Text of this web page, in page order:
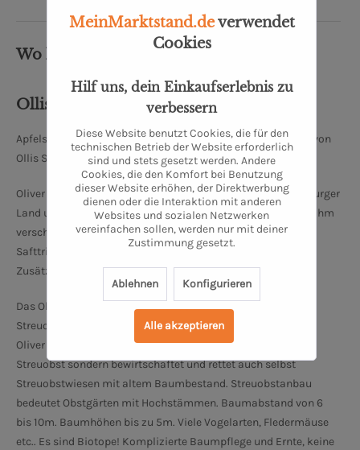
Wo kommt's her?
Ollis Saftladen
Apfelsaft von Oldenburger Streuobstwiesen frisch gepresst von
Ollis Saftladen.
Oliver Schmale ist mit seiner Mobilen Saftpresse im Oldenburger
Land unterwegs. Besitzer*innen von Obstgärten können bei ihm
verschiedene Obstsorten nachhaltig verwerten.
Safttrinker*innen freuen sich über naturreinen Saft ohne
Zusätze.
Das Obst des OLMOST stammt ausnahmslos von
Streuobstwiesen der Region Oldenburg/ Oldenburger Land.
Oliver Schmale bezieht nicht nur aus dieser Region das
Streuobst sondern bewirtschaftet und rettet auch selbst
Streuobstwiesen mit altem Baumbestand. Streuobstanbau
bedeutet Obstgärten mit Hochstämmen. Baumabstand von 6
bis 10m. Baumhöhen bis zu 5m. Viele Vogelarten, Fledermäuse
etc.. Es sind Biotope! Komplizierte Baumpflege und Ernte, keine
MeinMarktstand.deverwendet
Cookies
Hilf uns, dein Einkaufserlebnis zu
verbessern
Diese Website benutzt Cookies, die für den
technischen Betrieb der Website erforderlich
sind und stets gesetzt werden. Andere
Cookies, die den Komfort bei Benutzung
dieser Website erhöhen, der Direktwerbung
dienen oder die Interaktion mit anderen
Websites und sozialen Netzwerken
vereinfachen sollen, werden nur mit deiner
Zustimmung gesetzt.
Ablehnen Konfigurieren
Alle akzeptieren